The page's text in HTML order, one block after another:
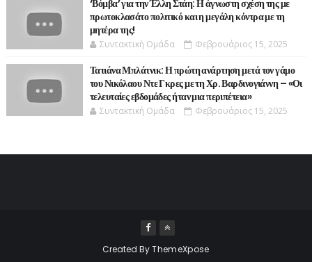
‘Βόμβα’ για την Έλλη Στάη: Η άγνωστη σχέση της με
πρωτοκλασάτο πολιτικό και η μεγάλη κόντρα με τη
μητέρα της!
Συντακτική Ομάδα Φεβρουάριος 15, 2025
Τατιάνα Μπλάτνικ: Η πρώτη ανάρτηση μετά τον γάμο
του Νικόλαου Ντε Γκρες με τη Χρ. Βαρδινογιάννη – «Οι
τελευταίες εβδομάδες ήταν μια περιπέτεια»
Συντακτική Ομάδα Φεβρουάριος 15, 2025
Created ByThemeXpose